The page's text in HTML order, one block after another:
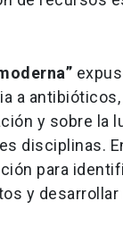
a
y sobre la
disciplinas.
para
y